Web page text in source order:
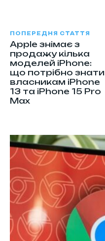
ПОПЕРЕДНЯ СТАТТЯ
Apple знімає з
продажу кілька
моделей iPhone:
що потрібно знати
власникам iPhone
13 та iPhone 15 Pro
Max